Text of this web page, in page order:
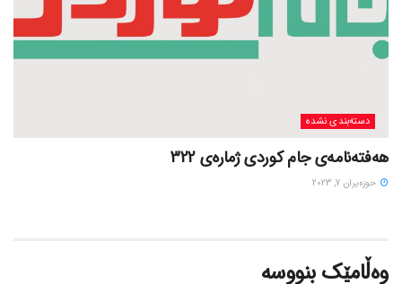
دسته‌بندی نشده
هەفتەنامەی جام کوردی ژمارەی 322
حوزه‌یران 7, 2023
وەڵامێک بنووسە